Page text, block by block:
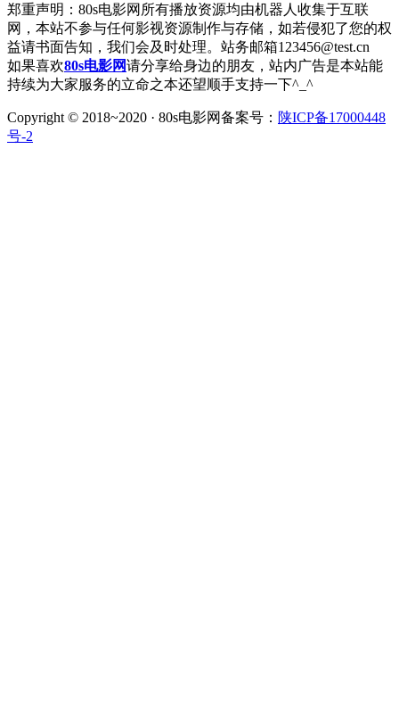
郑重声明：80s电影网所有播放资源均由机器人收集于互联
网，本站不参与任何影视资源制作与存储，如若侵犯了您的权
益请书面告知，我们会及时处理。站务邮箱123456@test.cn
如果喜欢80s电影网请分享给身边的朋友，站内广告是本站能
持续为大家服务的立命之本还望顺手支持一下^_^
Copyright © 2018~2020 · 80s电影网备案号： 陕ICP备17000448
号-2